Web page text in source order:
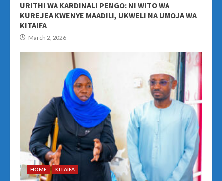
URITHI WA KARDINALI PENGO: NI WITO WA
KUREJEA KWENYE MAADILI, UKWELI NA UMOJA WA
KITAIFA
March 2, 2026
HOME KITAIFA